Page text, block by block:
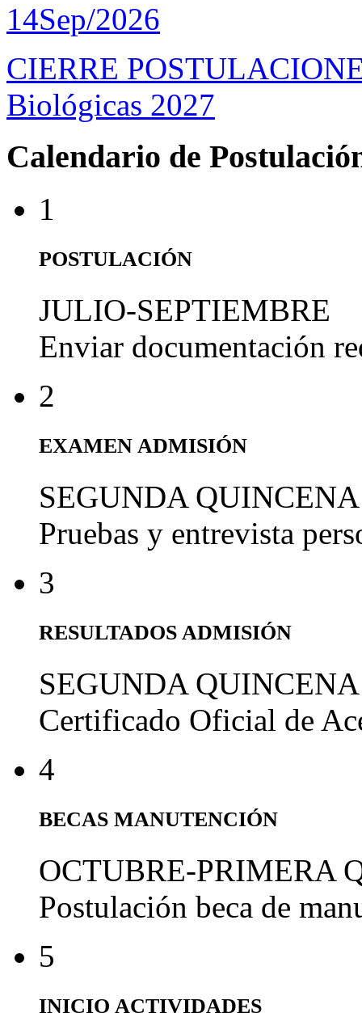
14Sep/2026
CIERRE
Biológicas 2027
Calendario de
1
POSTULACIÓN
JULIO-SEPTIEMBRE
Enviar documentación
2
EXAMEN ADMISIÓN
SEGUNDA
Pruebas y entrevista
3
RESULTADOS ADMISIÓN
SEGUNDA
Certificado Oficial de
4
BECAS MANUTENCIÓN
OCTUBRE-PRIMERA
Postulación beca de
5
INICIO ACTIVIDADES